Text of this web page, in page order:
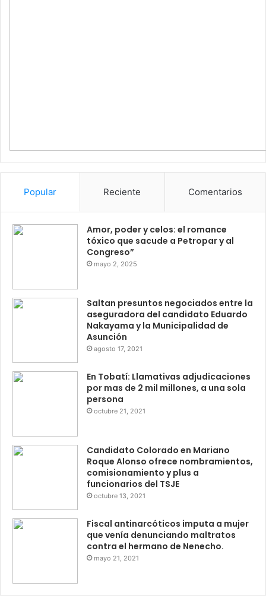
Popular Reciente Comentarios
Amor, poder y celos: el romance
tóxico que sacude a Petropar y al
Congreso”
mayo 2, 2025
Saltan presuntos negociados entre la
aseguradora del candidato Eduardo
Nakayama y la Municipalidad de
Asunción
agosto 17, 2021
En Tobatí: Llamativas adjudicaciones
por mas de 2 mil millones, a una sola
persona
octubre 21, 2021
Candidato Colorado en Mariano
Roque Alonso ofrece nombramientos,
comisionamiento y plus a
funcionarios del TSJE
octubre 13, 2021
Fiscal antinarcóticos imputa a mujer
que venía denunciando maltratos
contra el hermano de Nenecho.
mayo 21, 2021